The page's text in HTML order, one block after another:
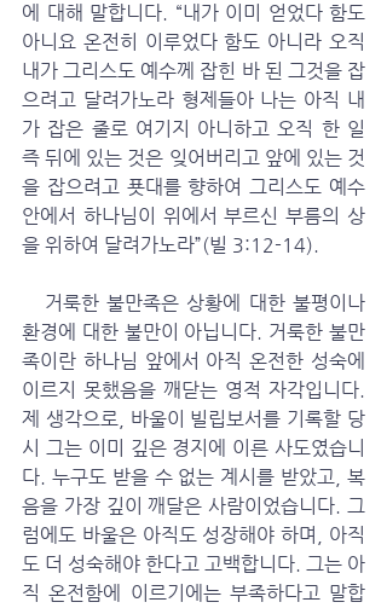
에 대해 말합니다. “내가 이미 얻었다 함도
아니요 온전히 이루었다 함도 아니라 오직
내가 그리스도 예수께 잡힌 바 된 그것을 잡
으려고 달려가노라 형제들아 나는 아직 내
가 잡은 줄로 여기지 아니하고 오직 한 일
즉 뒤에 있는 것은 잊어버리고 앞에 있는 것
을 잡으려고 푯대를 향하여 그리스도 예수
안에서 하나님이 위에서 부르신 부름의 상
을 위하여 달려가노라”(빌 3:12-14).
환경에 대한 불만이 아닙니다. 거룩한 불만
족이란 하나님 앞에서 아직 온전한 성숙에
이르지 못했음을 깨닫는 영적 자각입니다.
제 생각으로, 바울이 빌립보서를 기록할 당
시 그는 이미 깊은 경지에 이른 사도였습니
다. 누구도 받을 수 없는 계시를 받았고, 복
음을 가장 깊이 깨달은 사람이었습니다. 그
럼에도 바울은 아직도 성장해야 하며, 아직
도 더 성숙해야 한다고 고백합니다. 그는 아
직 온전함에 이르기에는 부족하다고 말합